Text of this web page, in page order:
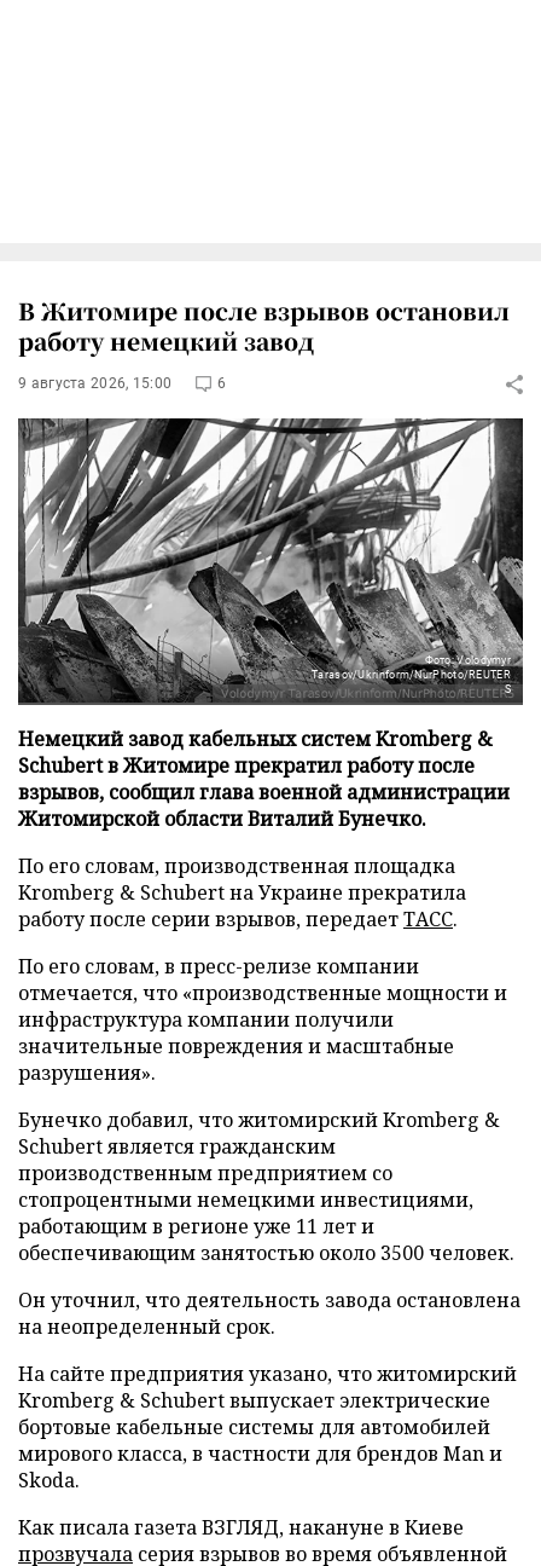
В Житомире после взрывов остановил
работу немецкий завод
9 августа 2026, 15:00 6
Фото: Volodymyr
Tarasov/Ukrinform/NurPhoto/REUTER
S
Немецкий завод кабельных систем Kromberg &
Schubert в Житомире прекратил работу после
взрывов, сообщил глава военной администрации
Житомирской области Виталий Бунечко.
По его словам, производственная площадка
Kromberg & Schubert на Украине прекратила
работу после серии взрывов, передаетТАСС.
По его словам, в пресс-релизе компании
отмечается, что «производственные мощности и
инфраструктура компании получили
значительные повреждения и масштабные
разрушения».
Бунечко добавил, что житомирский Kromberg &
Schubert является гражданским
производственным предприятием со
стопроцентными немецкими инвестициями,
работающим в регионе уже 11 лет и
обеспечивающим занятостью около 3500 человек.
Он уточнил, что деятельность завода остановлена
на неопределенный срок.
На сайте предприятия указано, что житомирский
Kromberg & Schubert выпускает электрические
бортовые кабельные системы для автомобилей
мирового класса, в частности для брендов Man и
Skoda.
Как писала газета ВЗГЛЯД, накануне в Киеве
прозвучала серия взрывов во время объявленной